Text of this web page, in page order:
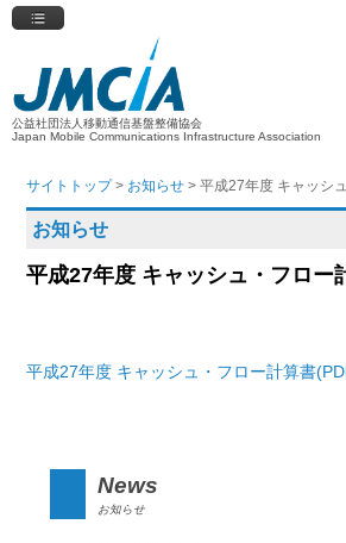
公益社団法人移動通信基盤整備協会
Japan Mobile Communications Infrastructure Association
サイトトップ> お知らせ > 平成27年度 キャッシ
お知らせ
平成27年度 キャッシュ・フロー
平成27年度 キャッシュ・フロー計算書
News
お知らせ